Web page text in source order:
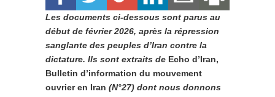
Les documents ci-dessous sont parus au
début de février 2026, après la répression
sanglante des peuples d’Iran contre la
dictature. Ils sont extraits de Echo d’Iran,
Bulletin d’information du mouvement
ouvrier en Iran (N°27) dont nous donnons